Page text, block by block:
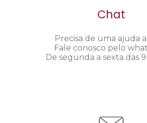
Chat
Precisa de uma ajuda
Fale conosco pelo
De segunda a sexta das